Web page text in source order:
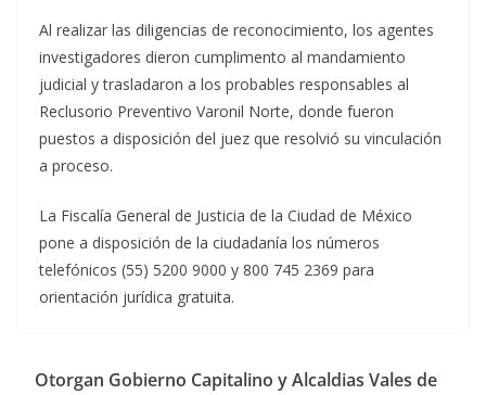
Al realizar las diligencias de reconocimiento, los agentes
investigadores dieron cumplimento al mandamiento
judicial y trasladaron a los probables responsables al
Reclusorio Preventivo Varonil Norte, donde fueron
puestos a disposición del juez que resolvió su vinculación
a proceso.
La Fiscalía General de Justicia de la Ciudad de México
pone a disposición de la ciudadanía los números
telefónicos (55) 5200 9000 y 800 745 2369 para
orientación jurídica gratuita.
Otorgan Gobierno Capitalino y Alcaldias Vales de